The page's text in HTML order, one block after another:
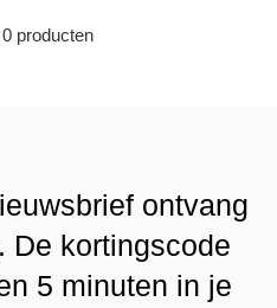
producten
ontvang
De kortingscode
5 minuten in je